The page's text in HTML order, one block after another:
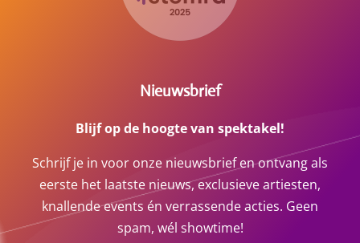
Nieuwsbrief
Blijf op de hoogte van spektakel!
Schrijf je in voor onze nieuwsbrief en ontvang als
eerste het laatste nieuws, exclusieve artiesten,
knallende events én verrassende acties. Geen
spam, wél showtime!